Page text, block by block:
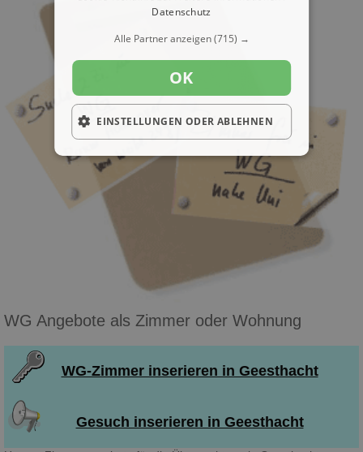
WG Angebote als Zimmer oder Wohnung
WG-Zimmer inserieren in Geesthacht
Gesuch inserieren in Geesthacht
Datenschutz
Alle Partner anzeigen(715) →
OK
EINSTELLUNGEN ODER ABLEHNEN